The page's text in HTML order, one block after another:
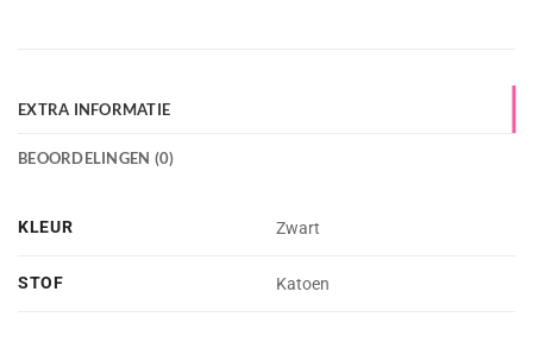
EXTRA INFORMATIE
BEOORDELINGEN (0)
KLEUR Zwart
STOF Katoen